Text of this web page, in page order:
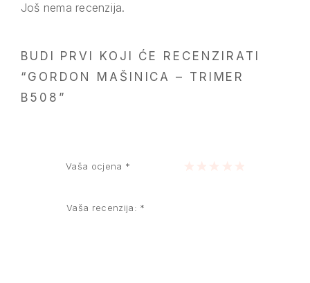
Još nema recenzija.
BUDI PRVI KOJI ĆE RECENZIRATI
“GORDON MAŠINICA – TRIMER
B508”
Vaša ocjena *